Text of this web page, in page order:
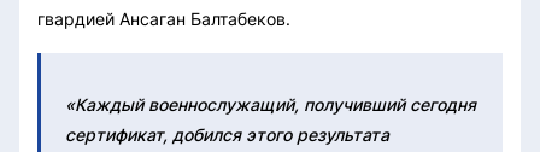
гвардией Ансаган Балтабеков.
«Каждый военнослужащий, получивший сегодня
сертификат, добился этого результата